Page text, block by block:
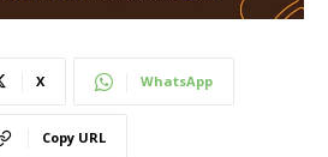
X WhatsApp
Copy URL